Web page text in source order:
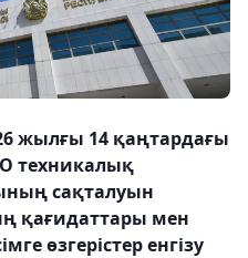
жылғы 14 қаңтардағы
техникалық
сақталуын
қағидаттары мен
өзгерістер енгізу